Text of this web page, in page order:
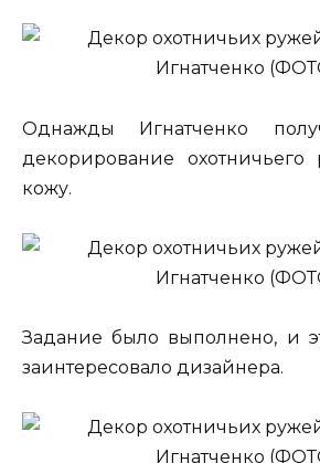
Однажды Игнатченко
декорирование
кожу.
Задание было выполнено, и
заинтересовало дизайнера.